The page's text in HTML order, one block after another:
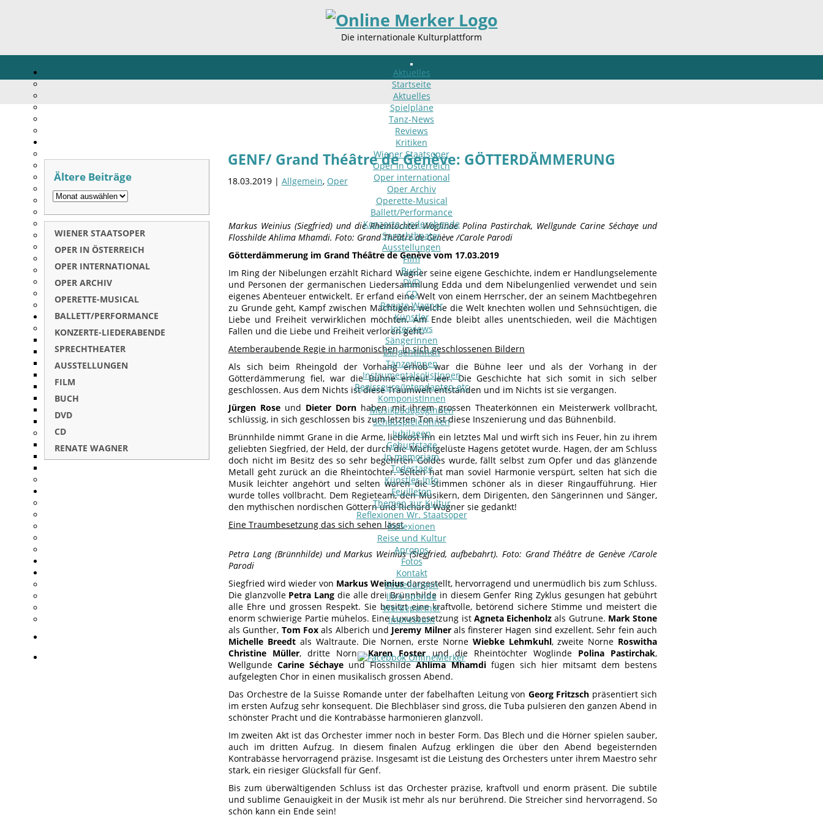
Die internationale Kulturplattform
Aktuelles
Startseite
Aktuelles
Spielpläne
Tanz-News
Reviews
Kritiken
Wiener Staatsoper
Oper in Österreich
Oper international
Oper Archiv
Operette-Musical
Ballett/Performance
Konzerte-Liederabende
Sprechtheater
Ausstellungen
Film
Buch
DVD
CD
Renate Wagner
Künstler
Interviews
SängerInnen
DirigentInnen
TänzerInnen
InstrumentalsolistInnen
Regisseure/Intendanten-etc
KomponistInnen
MusikpädagogInnen
SchauspielerInnen
Jubilaeen
Geburtstage
In memoriam
Todestage
Künstler-Info
Feuilleton
Themen zur Kultur
Reflexionen Wr. Staatsoper
Reflexionen
Reise und Kultur
Apropos
Fotos
Kontakt
Bestellungen
Ihre Spende
Werbepartner
Impressum
GENF/ Grand Théâtre de Genève: GÖTTERDÄMMERUNG
18.03.2019 | Allgemein, Oper
Markus Weinius (Siegfried) und die Rheintöchter Woglinde Polina Pastirchak, Wellgunde Carine Séchaye und
Flosshilde Ahlima Mhamdi. Foto: Grand Théâtre de Genève /Carole Parodi
Götterdämmerung im Grand Théâtre de Genève vom 17.03.2019
Im Ring der Nibelungen erzählt Richard Wagner seine eigene Geschichte, indem er Handlungselemente
und Personen der germanischen Liedersammlung Edda und dem Nibelungenlied verwendet und sein
eigenes Abenteuer entwickelt. Er erfand eine Welt von einem Herrscher, der an seinem Machtbegehren
zu Grunde geht, Kampf zwischen Mächtigen, welche die Welt knechten wollen und Sehnsüchtigen, die
Liebe und Freiheit verwirklichen möchten. Am Ende bleibt alles unentschieden, weil die Mächtigen
Fallen und die Liebe und Freiheit verloren geht.
Atemberaubende Regie in harmonischen, in sich geschlossenen Bildern
Als sich beim Rheingold der Vorhang erhob war die Bühne leer und als der Vorhang in der
Götterdämmerung fiel, war die Bühne erneut leer. Die Geschichte hat sich somit in sich selber
geschlossen. Aus dem Nichts ist diese Traumwelt entstanden und im Nichts ist sie vergangen.
Jürgen Rose und Dieter Dorn haben mit ihrem grossen Theaterkönnen ein Meisterwerk vollbracht,
schlüssig, in sich geschlossen bis zum letzten Ton ist diese Inszenierung und das Bühnenbild.
Brünnhilde nimmt Grane in die Arme, liebkost ihn ein letztes Mal und wirft sich ins Feuer, hin zu ihrem
geliebten Siegfried, der Held, der durch die Machtgelüste Hagens getötet wurde. Hagen, der am Schluss
doch nicht im Besitz des so sehr begehrten Goldes wurde, fällt selbst zum Opfer und das glänzende
Metall geht zurück an die Rheintöchter. Selten hat man soviel Harmonie verspürt, selten hat sich die
Musik leichter angehört und selten waren die Stimmen schöner als in dieser Ringaufführung. Hier
wurde tolles vollbracht. Dem Regieteam, den Musikern, dem Dirigenten, den Sängerinnen und Sänger,
den mythischen nordischen Göttern und Richard Wagner sie gedankt!
Eine Traumbesetzung das sich sehen lässt
Petra Lang (Brünnhilde) und Markus Weinius (Siegfried, aufbebahrt). Foto: Grand Théâtre de Genève /Carole
Parodi
Siegfried wird wieder von Markus Weiniusdargestellt, hervorragend und unermüdlich bis zum Schluss.
Die glanzvolle Petra Lang die alle drei Brünnhilde in diesem Genfer Ring Zyklus gesungen hat gebührt
alle Ehre und grossen Respekt. Sie besitzt eine kraftvolle, betörend sichere Stimme und meistert die
enorm schwierige Partie mühelos. Eine Luxusbesetzung ist Agneta Eichenholz als Gutrune. Mark Stone
als Gunther, Tom Foxals Alberich und Jeremy Milnerals finsterer Hagen sind exzellent. Sehr fein auch
Michelle Breedtals Waltraute. Die Nornen, erste Norne Wiebke Lehmkuhl, zweite Norne Roswitha
Christine Müller, dritte NorneKaren Fosterund die Rheintöchter Woglinde Polina Pastirchak,
WellgundeCarine Séchaye und FlosshildeAhlima Mhamdifügen sich hier mitsamt dem bestens
aufgelegten Chor in einen musikalisch grossen Abend.
Das Orchestre de la Suisse Romande unter der fabelhaften Leitung von Georg Fritzsch präsentiert sich
im ersten Aufzug sehr konsequent. Die Blechbläser sind gross, die Tuba pulsieren den ganzen Abend in
schönster Pracht und die Kontrabässe harmonieren glanzvoll.
Im zweiten Akt ist das Orchester immer noch in bester Form. Das Blech und die Hörner spielen sauber,
auch im dritten Aufzug. In diesem finalen Aufzug erklingen die über den Abend begeisternden
Kontrabässe hervorragend präzise. Insgesamt ist die Leistung des Orchesters unter ihrem Maestro sehr
stark, ein riesiger Glücksfall für Genf.
Bis zum überwältigenden Schluss ist das Orchester präzise, kraftvoll und enorm präsent. Die subtile
und sublime Genauigkeit in der Musik ist mehr als nur berührend. Die Streicher sind hervorragend. So
schön kann ein Ende sein!
Ältere Beiträge
WIENER STAATSOPER
OPER IN ÖSTERREICH
OPER INTERNATIONAL
OPER ARCHIV
OPERETTE-MUSICAL
BALLETT/PERFORMANCE
KONZERTE-LIEDERABENDE
SPRECHTHEATER
AUSSTELLUNGEN
FILM
BUCH
DVD
CD
RENATE WAGNER